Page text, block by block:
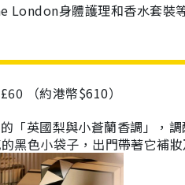
London身體護理和香水套裝
£60
（約港幣$610）
「英國梨與小蒼蘭香調」，
黑色小袋子，出門帶著它補妝